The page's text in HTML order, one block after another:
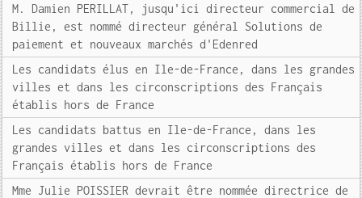
M. Damien PERILLAT, jusqu'ici directeur commercial de
Billie, est nommé directeur général Solutions de
paiement et nouveaux marchés d'Edenred
Les candidats élus en Ile-de-France, dans les grandes
villes et dans les circonscriptions des Français
établis hors de France
Les candidats battus en Ile-de-France, dans les
grandes villes et dans les circonscriptions des
Français établis hors de France
Mme Julie POISSIER devrait être nommée directrice de